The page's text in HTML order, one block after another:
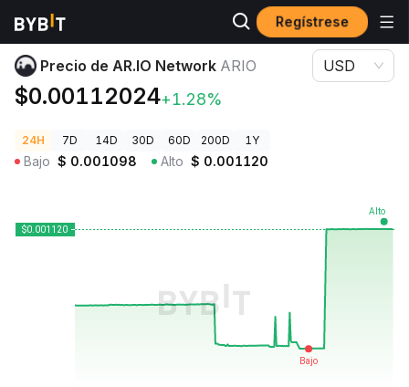
Regístrese
Precios de Criptomonedas Precio de AR.IO Network ARIO
Precio de AR.IO Network ARIO
$0.00112024+1.28%
USD
24H 7D 14D 30D 60D 200D 1Y
Bajo $ 0.001098 Alto $ 0.001120